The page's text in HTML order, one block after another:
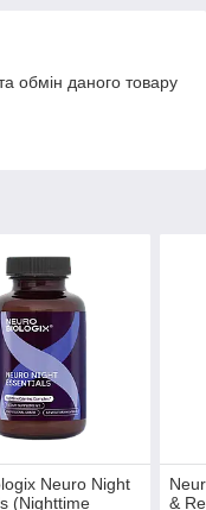
обмін даного товару
Neuro Night
(Nighttime
&